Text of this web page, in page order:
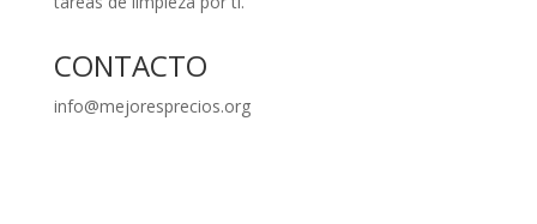
CONTACTO
info@mejoresprecios.org